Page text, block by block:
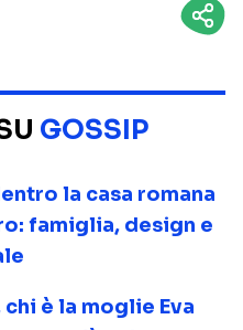
GOSSIP
la casa romana
famiglia, design e
è la moglie Eva